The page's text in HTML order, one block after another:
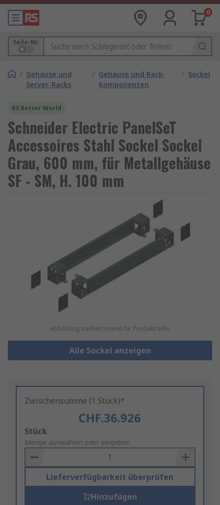
0
Teile-Nr.
/ Gehäuse und
Server-Racks
/ Gehäuse und Rack-
Komponenten
/ Sockel
RS Better World
Schneider Electric PanelSeT
Accessoires Stahl Sockel Sockel
Grau, 600 mm, für Metallgehäuse
SF - SM, H. 100 mm
Abbildung stellvertretend für Produktreihe
Alle Sockel anzeigen
Zwischensumme (1 Stück)*
CHF.36.926
Add
to
Basket
Stück
Menge auswählen oder eingeben
Lieferverfügbarkeit überprüfen
Hinzufügen